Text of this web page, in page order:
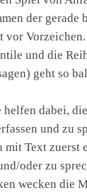
der gerade
vor
und die
geht so
dabei,
und zu
Text zuerst
oder zu
wecken die